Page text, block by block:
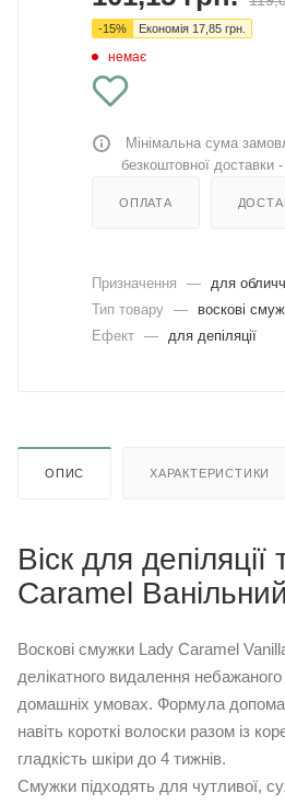
-15% Економія 17,85 грн.
немає
Мінімальна сума
безкоштовної доставки -
ОПЛАТА
Призначення —
для
Тип товару —
воскові
Ефект — для депіляції
ОПИС ХАРАКТЕРИСТИКИ
Віск для депіляції
Caramel
Воскові смужки Lady Caramel
делікатного видалення
домашніх умовах. Формула
навіть короткі волоски разом із
гладкість шкіри до 4 тижнів.
Смужки підходять для чутливої,